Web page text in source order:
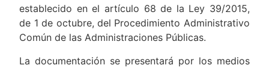
establecido en el artículo 68 de la Ley 39/2015,
de 1 de octubre, del Procedimiento Administrativo
Común de las Administraciones Públicas.
La documentación se presentará por los medios